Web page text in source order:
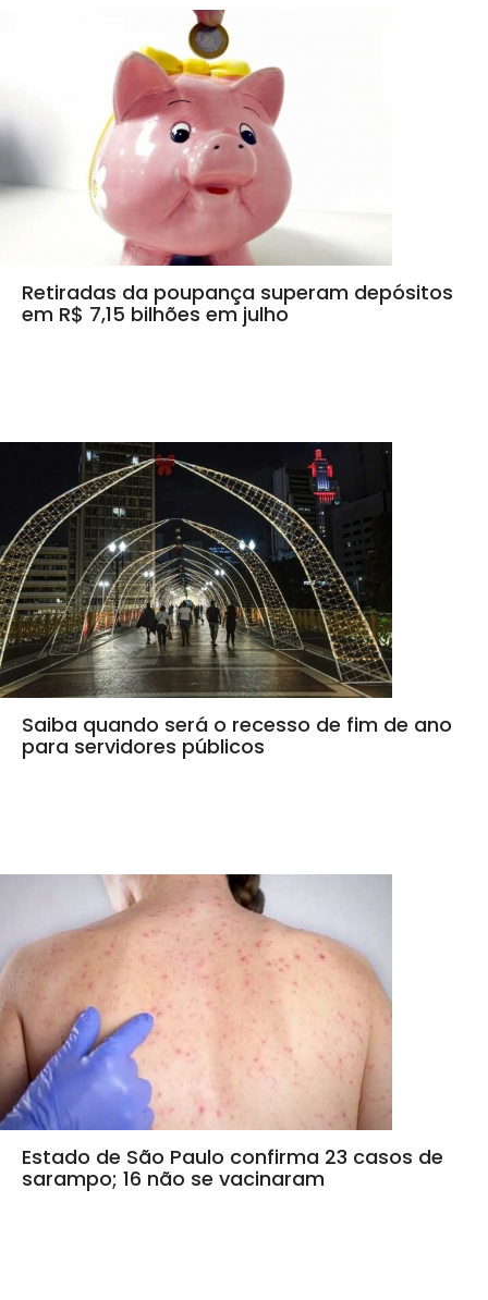
Retiradas da poupança superam depósitos
em R$ 7,15 bilhões em julho
Saiba quando será o recesso de fim de ano
para servidores públicos
Estado de São Paulo confirma 23 casos de
sarampo; 16 não se vacinaram